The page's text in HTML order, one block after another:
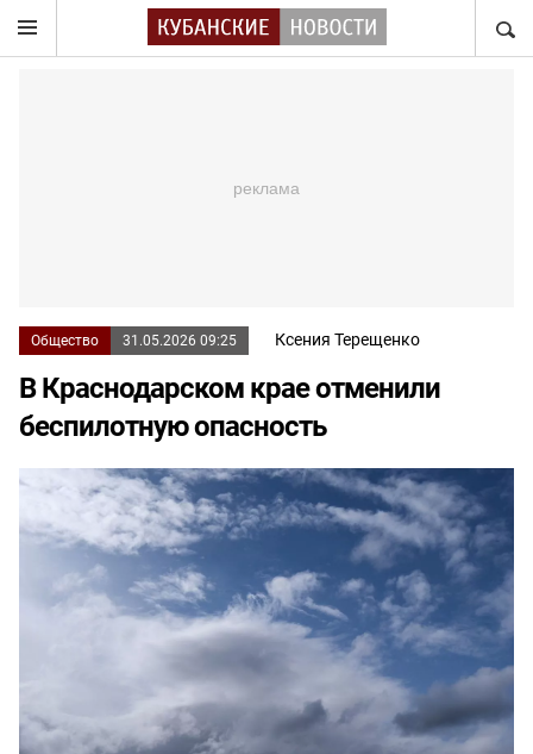
Общество 31.05.2026 09:25 Ксения Терещенко
В Краснодарском крае отменили
беспилотную опасность